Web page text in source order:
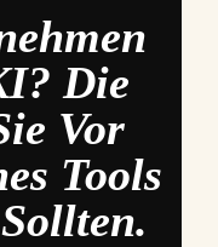
Die
Vor
Tools